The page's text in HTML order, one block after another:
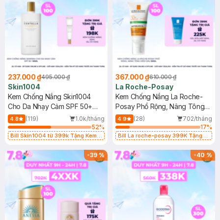
237.000 ₫495.000 ₫
Skin1004
Kem Chống Nắng Skin1004
Cho Da Nhạy Cảm SPF 50+
50ml
4.8 (119)
1.0k/tháng
52%
Bill Skin1004 từ 399k Tặng Kem
SPF 50+ 20ml (SL Có Hạn)
367.000 ₫610.000 ₫
La Roche-Posay
Kem Chống Nắng La Roche-
Posay Phổ Rộng, Nâng Tông
Kiềm Dầu 50ml
4.9 (28)
702/tháng
17%
Bill La roche-posay 399K Tặng
(SL có hạn)
-39% -40%